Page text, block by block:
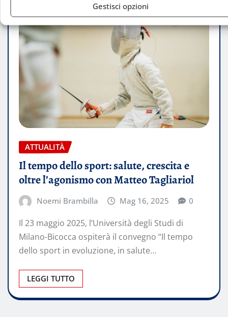
Gestisci opzioni
ATTUALITÀ
Il tempo dello sport: salute, crescita e
oltre l’agonismo con Matteo Tagliariol
Noemi Brambilla Mag 16, 2025 0
Il 23 maggio 2025, l’Università degli Studi di
Milano-Bicocca ospiterà il convegno “Il tempo
dello sport in evoluzione, in salute…
LEGGI TUTTO